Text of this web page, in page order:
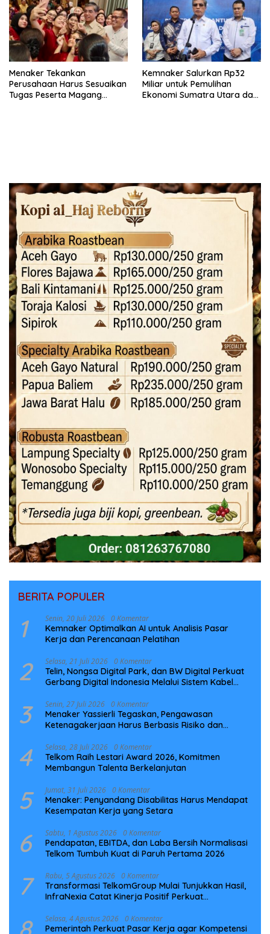
Menaker Tekankan
Perusahaan Harus Sesuaikan
Tugas Peserta Magang
Kemnaker Salurkan Rp32
Miliar untuk Pemulihan
Ekonomi Sumatra Utara dan
BERITA POPULER
1 Senin, 20 Juli 2026 0 Komentar
Kemnaker Optimalkan AI untuk Analisis Pasar
Kerja dan Perencanaan Pelatihan
2 Selasa, 21 Juli 2026 0 Komentar
Telin, Nongsa Digital Park, dan BW Digital Perkuat
Gerbang Digital Indonesia Melalui Sistem Kabel
3 Senin, 27 Juli 2026 0 Komentar
Menaker Yassierli Tegaskan, Pengawasan
Ketenagakerjaan Harus Berbasis Risiko dan
4 Selasa, 28 Juli 2026 0 Komentar
Telkom Raih Lestari Award 2026, Komitmen
Membangun Talenta Berkelanjutan
5 Jumat, 31 Juli 2026 0 Komentar
Menaker: Penyandang Disabilitas Harus Mendapat
Kesempatan Kerja yang Setara
6 Sabtu, 1 Agustus 2026 0 Komentar
Pendapatan, EBITDA, dan Laba Bersih Normalisasi
Telkom Tumbuh Kuat di Paruh Pertama 2026
7 Rabu, 5 Agustus 2026 0 Komentar
Transformasi TelkomGroup Mulai Tunjukkan Hasil,
InfraNexia Catat Kinerja Positif Perkuat
Selasa, 4 Agustus 2026 0 Komentar
Pemerintah Perkuat Pasar Kerja agar Kompetensi